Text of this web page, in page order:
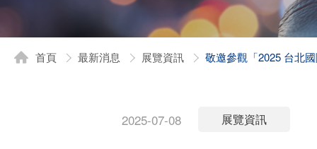
首頁 最新消息 展覽資訊 敬邀參觀「2025 台北
2025-07-08 展覽資訊